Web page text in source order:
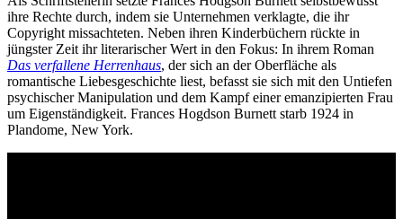
ihre Rechte durch, indem sie Unternehmen verklagte, die ihr
Copyright missachteten. Neben ihren Kinderbüchern rückte in
jüngster Zeit ihr literarischer Wert in den Fokus: In ihrem Roman
Das verfallene Herrenhaus, der sich an der Oberfläche als
romantische Liebesgeschichte liest, befasst sie sich mit den Untiefen
psychischer Manipulation und dem Kampf einer emanzipierten Frau
um Eigenständigkeit. Frances Hogdson Burnett starb 1924 in
Plandome, New York.